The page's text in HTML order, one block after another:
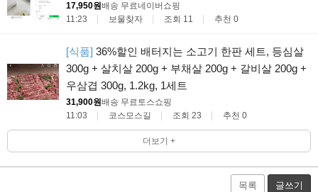
17,950원배송 무료네이버쇼핑
11:23
보물찾자 조회 11 추천 0
[식품] 36%할인 배터지는 소고기 한판 세트, 등심살
300g + 살치살 200g + 부채살 200g + 갈비살 200g +
우삼겹 300g, 1.2kg, 1세트
31,900원배송 무료토스쇼핑
11:03
코스모스길 조회 23 추천 0
더보기 +
목록 글쓰기